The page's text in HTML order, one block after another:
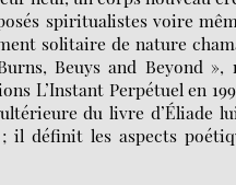
spiritualistes voire
solitaire de nature
Beuys and Beyond
L’Instant Perpétuel en
du livre d’Éliade
il définit les aspects